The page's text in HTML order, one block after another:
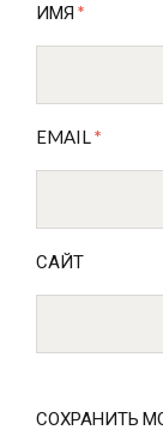
ИМЯ *
EMAIL*
САЙТ
СОХРАНИТЬ